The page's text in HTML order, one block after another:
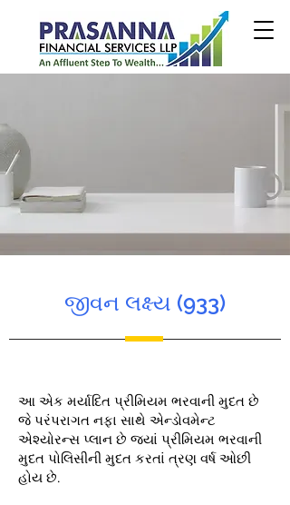
જીવન લક્ષ્ય (933)
આ એક મર્યાદિત પ્રીમિયમ ભરવાની મુદત છે
જે પરંપરાગત નફા સાથે એન્ડોવમેન્ટ
એશ્યોરન્સ પ્લાન છે જ્યાં પ્રીમિયમ ભરવાની
મુદત પોલિસીની મુદત કરતાં ત્રણ વર્ષ ઓછી
હોય છે.